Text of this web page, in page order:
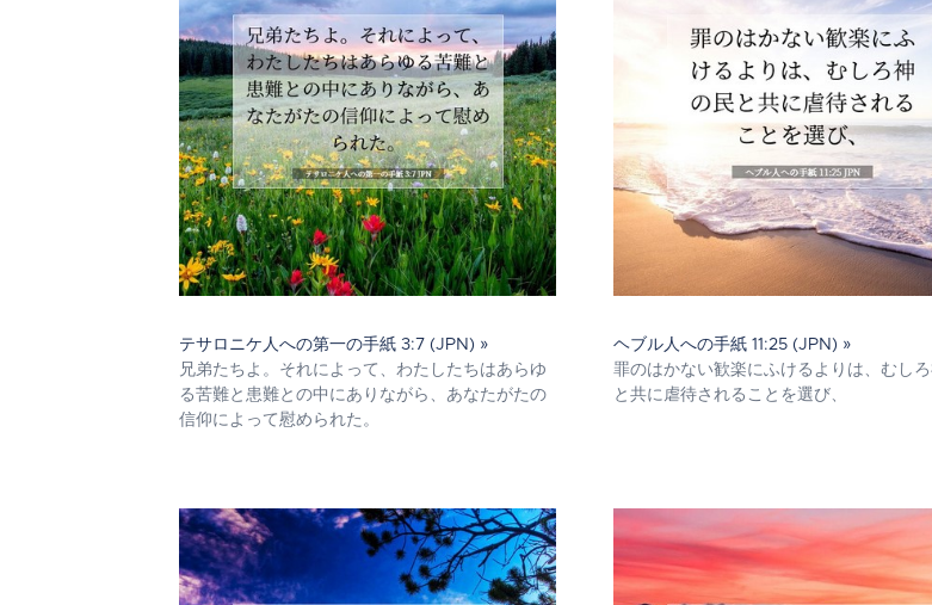
テサロニケ人への第一の手紙 3:7 (JPN) »
兄弟たちよ。それによって、わたしたちはあらゆ
る苦難と患難との中にありながら、あなたがたの
信仰によって慰められた。
ヘブル人への手紙 11:25 (JPN) »
罪のはかない歓楽にふけるよりは、むし
と共に虐待されることを選び、